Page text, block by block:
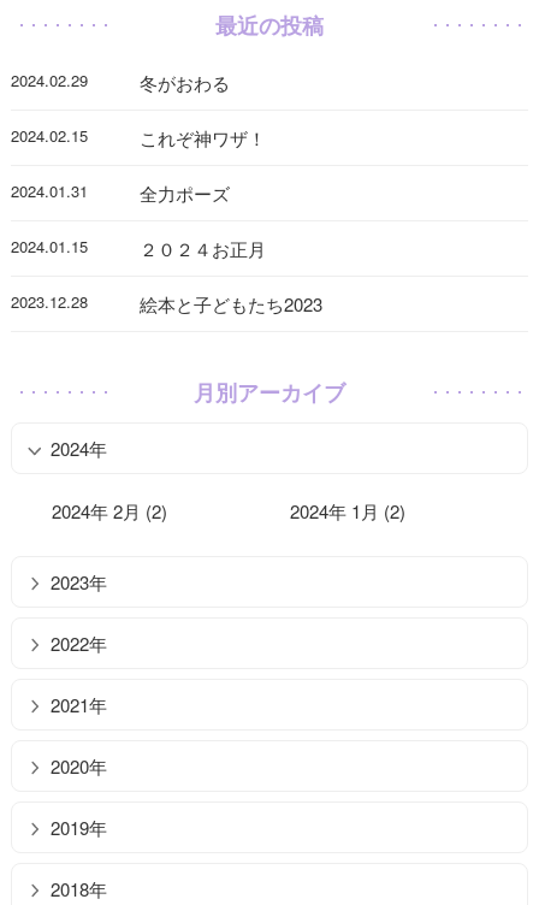
最近の投稿
2024.02.29 冬がおわる
2024.02.15 これぞ神ワザ！
2024.01.31 全力ポーズ
2024.01.15 ２０２４お正月
2023.12.28 絵本と子どもたち2023
月別アーカイブ
2024年
2024年 2月 (2) 2024年 1月 (2)
2023年
2022年
2021年
2020年
2019年
2018年